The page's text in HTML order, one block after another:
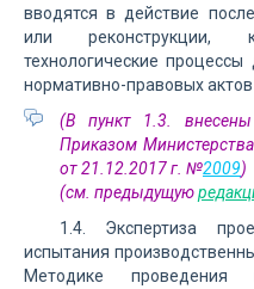
вводятся в действие
или реконструкции,
технологические
нормативно-правовых актов
(В пункт 1.3.
Приказом
от 21.12.2017 г. №2009)
(см. предыдущую
1.4. Экспертиза
испытания
Методике проведения